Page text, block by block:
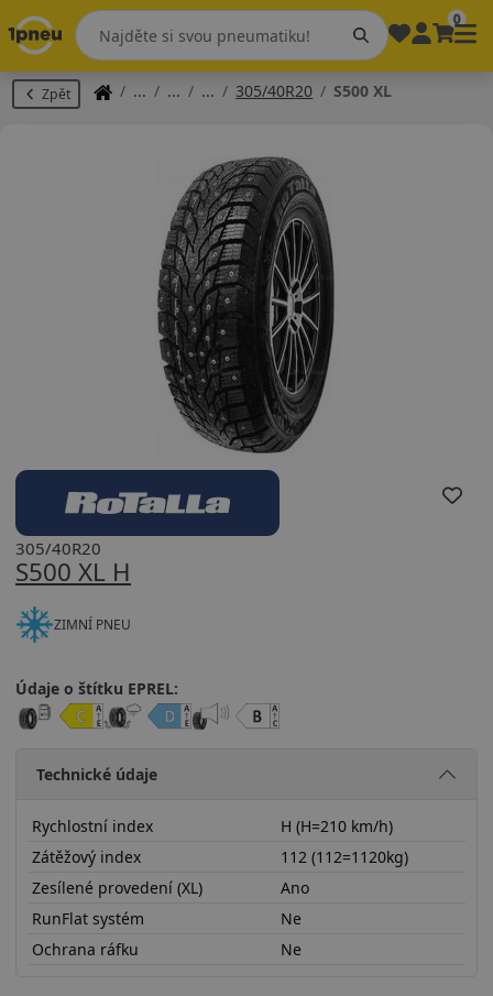
0
Zpět 305/40R20 S500 XL
S500 XL H
305/40R20
ZIMNÍ PNEU
Údaje o štítku EPREL:
Technické údaje
Rychlostní index
H (H=210 km/h)
Zátěžový index
112 (112=1120kg)
Zesílené provedení (XL)
Ano
RunFlat systém
Ne
Ochrana ráfku
Ne